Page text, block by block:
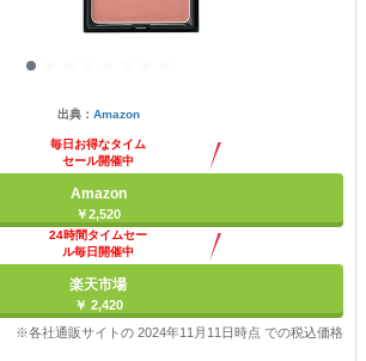
出典： Amazon
毎日お得なタイム
セール開催中
Amazon
￥2,520
24時間タイムセー
ル毎日開催中
楽天市場
￥ 2,420
※各社通販サイトの 2024年11月11日時点 での税込価格